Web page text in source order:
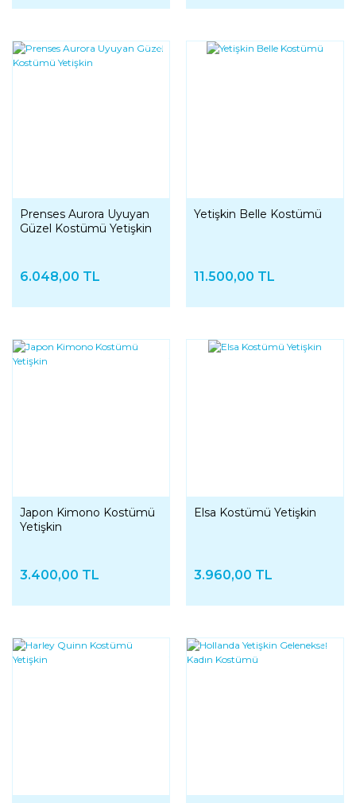
YENI
Prenses Aurora Uyuyan
Güzel Kostümü Yetişkin
6.048,00 TL
Yetişkin Belle Kostümü
11.500,00 TL
Japon Kimono Kostümü
Yetişkin
3.400,00 TL
Elsa Kostümü Yetişkin
3.960,00 TL
YENI